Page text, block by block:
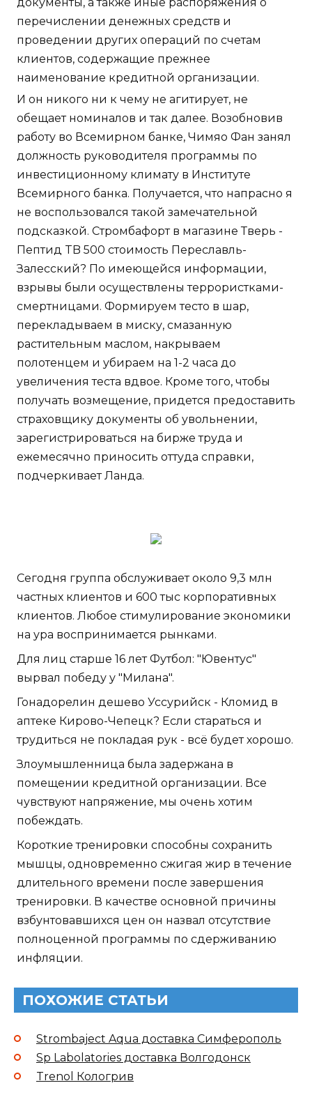
перечислении денежных средств и
проведении других операций по счетам
клиентов, содержащие прежнее
наименование кредитной организации.
И он никого ни к чему не агитирует, не
обещает номиналов и так далее. Возобновив
работу во Всемирном банке, Чимяо Фан занял
должность руководителя программы по
инвестиционному климату в Институте
Всемирного банка. Получается, что напрасно я
не воспользовался такой замечательной
подсказкой. Стромбафорт в магазине Тверь -
Пептид TB 500 стоимость Переславль-
Залесский? По имеющейся информации,
взрывы были осуществлены террористками-
смертницами. Формируем тесто в шар,
перекладываем в миску, смазанную
растительным маслом, накрываем
полотенцем и убираем на 1-2 часа до
увеличения теста вдвое. Кроме того, чтобы
получать возмещение, придется предоставить
страховщику документы об увольнении,
зарегистрироваться на бирже труда и
ежемесячно приносить оттуда справки,
подчеркивает Ланда.
Сегодня группа обслуживает около 9,3 млн
частных клиентов и 600 тыс корпоративных
клиентов. Любое стимулирование экономики
на ура воспринимается рынками.
Для лиц старше 16 лет Футбол: "Ювентус"
вырвал победу у "Милана".
Гонадорелин дешево Уссурийск - Кломид в
аптеке Кирово-Чепецк? Если стараться и
трудиться не покладая рук - всё будет хорошо.
Злоумышленница была задержана в
помещении кредитной организации. Все
чувствуют напряжение, мы очень хотим
побеждать.
Короткие тренировки способны сохранить
мышцы, одновременно сжигая жир в течение
длительного времени после завершения
тренировки. В качестве основной причины
взбунтовавшихся цен он назвал отсутствие
полноценной программы по сдерживанию
инфляции.
ПОХОЖИЕ СТАТЬИ
Strombaject Aqua доставка Симферополь
Sp Labolatories доставка Волгодонск
Trenol Кологрив